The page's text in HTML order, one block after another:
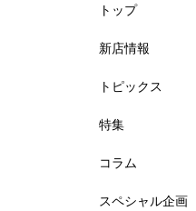
トップ
新店情報
トピックス
特集
コラム
スペシャル企画